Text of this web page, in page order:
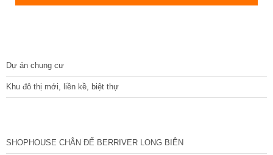
Dự án chung cư
Khu đô thị mới, liền kề, biệt thự
SHOPHOUSE CHÂN ĐẾ BERRIVER LONG BIÊN